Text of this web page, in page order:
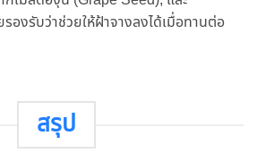
องรับว่าช่วยให้ฝ้าจางลงได้เมื่อทานต่อ
สรุป